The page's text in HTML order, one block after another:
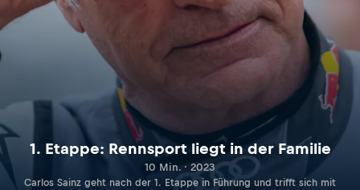
1. Etappe: Rennsport liegt in der Familie
10 Min. · 2023
Carlos Sainz geht nach der 1. Etappe in Führung und trifft sich mit